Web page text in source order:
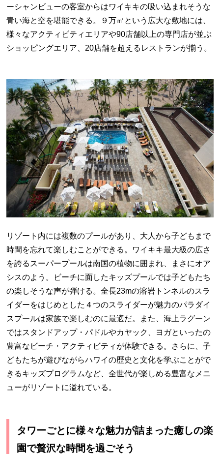
ーシャンビューの客室からはワイキキの吸い込まれそうな
青い海と空を堪能できる。９万㎡という広大な敷地には、
様々なアクティビティエリアや90店舗以上の専門店が並ぶ
ショッピングエリア、20店舗を超えるレストランが揃う。
リゾート内には複数のプールがあり、大人から子どもまで
時間を忘れて楽しむことができる。ワイキキ最大級の広さ
を誇るスーパープールは南国の植物に囲まれ、まさにオア
シスのよう。ビーチに面したキッズプールでは子どもたち
の楽しそうな声が弾ける。全長23mの溶岩トンネルのスラ
イダーをはじめとした４つのスライダーが魅力のパラダイ
スプールは家族で楽しむのに最適だ。また、海上ラグーン
ではスタンドアップ・パドルやカヤック、ヨガといったの
豊富なビーチ・アクティビティが体験できる。さらに、子
どもたちが遊びながらハワイの歴史と文化を学ぶことがで
きるキッズプログラムなど、全世代が楽しめる豊富なメニ
ューがリゾートに溢れている。
タワーごとに様々な魅力が詰まった癒しの楽
園で贅沢な時間を過ごそう